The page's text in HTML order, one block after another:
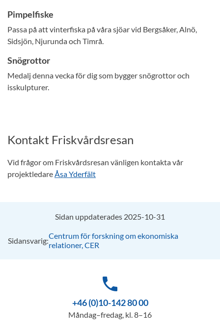
Pimpelfiske
Passa på att vinterfiska på våra sjöar vid Bergsåker, Alnö,
Sidsjön, Njurunda och Timrå.
Snögrottor
Medalj denna vecka för dig som bygger snögrottor och
isskulpturer.
Kontakt Friskvårdsresan
Vid frågor om Friskvårdsresan vänligen kontakta vår
projektledareÅsa Yderfält
Sidan uppdaterades 2025-10-31
Sidansvarig:Centrum för forskning om ekonomiska
relationer, CER
phone
+46 (0)10-142 80 00
Måndag–fredag, kl. 8–16